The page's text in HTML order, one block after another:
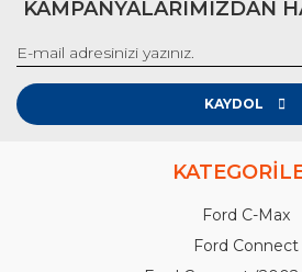
KAMPANYALARIMIZDAN
KAYDOL
Ford C-Max
Ford Connect